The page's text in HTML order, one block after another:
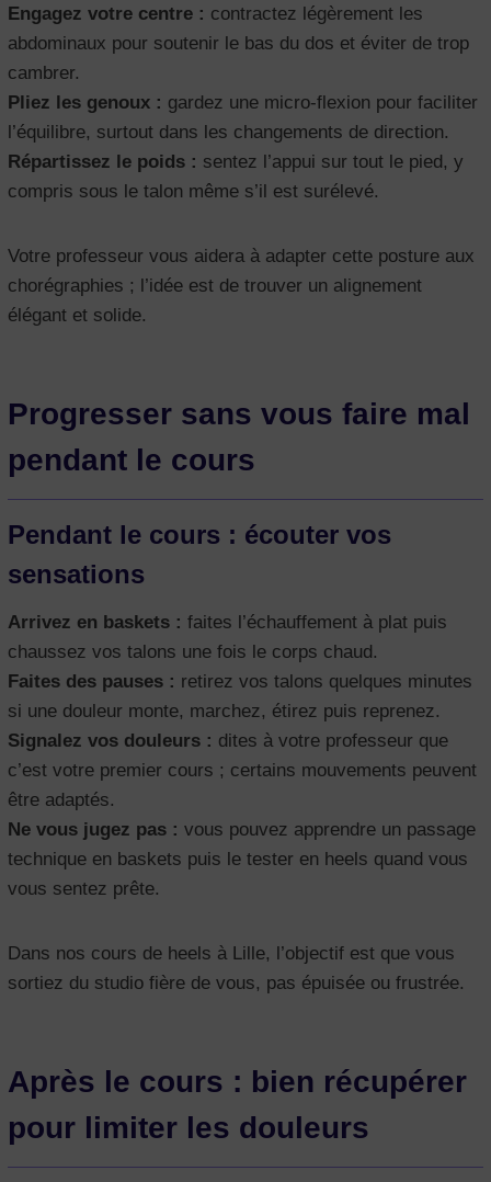
Engagez votre centre : contractez légèrement les
abdominaux pour soutenir le bas du dos et éviter de trop
cambrer.
Pliez les genoux : gardez une micro-flexion pour faciliter
l’équilibre, surtout dans les changements de direction.
Répartissez le poids : sentez l’appui sur tout le pied, y
compris sous le talon même s’il est surélevé.
Votre professeur vous aidera à adapter cette posture aux
chorégraphies ; l’idée est de trouver un alignement
élégant et solide.
Progresser sans vous faire mal
pendant le cours
Pendant le cours : écouter vos
sensations
Arrivez en baskets : faites l’échauffement à plat puis
chaussez vos talons une fois le corps chaud.
Faites des pauses : retirez vos talons quelques minutes
si une douleur monte, marchez, étirez puis reprenez.
Signalez vos douleurs : dites à votre professeur que
c’est votre premier cours ; certains mouvements peuvent
être adaptés.
Ne vous jugez pas : vous pouvez apprendre un passage
technique en baskets puis le tester en heels quand vous
vous sentez prête.
Dans nos cours de heels à Lille, l’objectif est que vous
sortiez du studio fière de vous, pas épuisée ou frustrée.
Après le cours : bien récupérer
pour limiter les douleurs